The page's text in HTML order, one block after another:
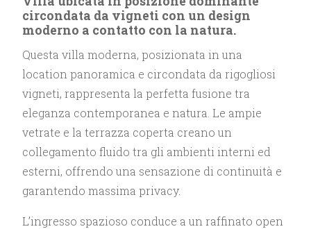
circondata da vigneti con un design
moderno a contatto con la natura.
Questa villa moderna, posizionata in una
location panoramica e circondata da rigogliosi
vigneti, rappresenta la perfetta fusione tra
eleganza contemporanea e natura. Le ampie
vetrate e la terrazza coperta creano un
collegamento fluido tra gli ambienti interni ed
esterni, offrendo una sensazione di continuità e
garantendo massima privacy.
L’ingresso spazioso conduce a un raffinato open